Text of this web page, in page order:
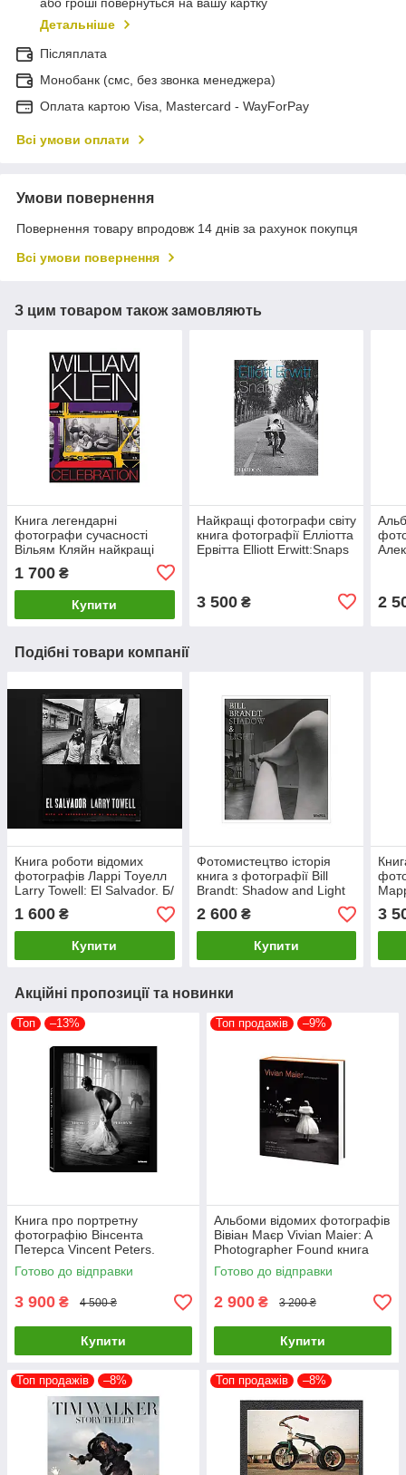
або гроші повернуться на вашу картку
Детальніше
Післяплата
Монобанк (смс, без звонка менеджера)
Оплата картою Visa, Mastercard - WayForPay
Всі умови оплати
Умови повернення
Повернення товару впродовж 14 днів за рахунок покупця
Всі умови повернення
З цим товаром також замовляють
Книга легендарні
фотографи сучасності
Вільям Кляйн найкращі
фотографії William Klein:
Celebration
1 700 ₴
Купити
Найкращі фотографи світу
книга фотографії Елліотта
Ервітта Elliott Erwitt:Snaps
3 500₴ 2
Подібні товари компанії
Книга роботи відомих
фотографів Ларрі Тоуелл
Larry Towell: El Salvador. Б/
У книги про мистецтво
фотографії
1 600 ₴
Купити
Фотомистецтво історія
книга з фотографії Bill
Brandt: Shadow and Light
Найкращі фотографи світу
Білл Брандт
2 600₴
Купити
3
Акційні пропозиції та новинки
Топ –13%
Книга про портретну
фотографію Вінсента
Петерса Vincent Peters.
Personal Фотоальбоми
відомих фотографів
Готово до відправки
3 900 ₴ 4 500 ₴
Купити
Топ продажів –9%
Альбоми відомих фотографів
Вівіан Маєр Vivian Maier: A
Photographer Found книга
про мистецтво фотографії
Готово до відправки
2 900 ₴ 3 200 ₴
Купити
Топ продажів –8% Топ продажів –8%